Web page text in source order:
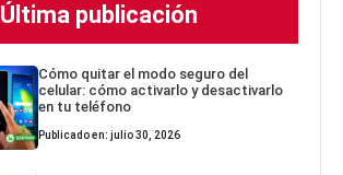
Última publicación
Cómo quitar el modo seguro del
celular: cómo activarlo y desactivarlo
en tu teléfono
Publicado en: julio 30, 2026